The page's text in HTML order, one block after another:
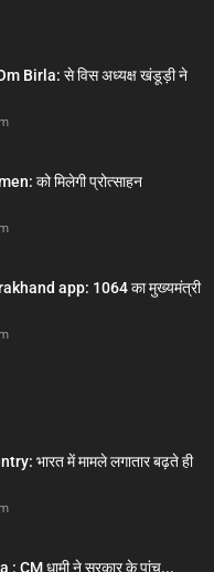
Birla: से विस अध्यक्ष खंडूड़ी ने
को मिलेगी प्रोत्साहन
app: 1064 का मुख्यमंत्री
भारत में मामले लगातार बढ़ते ही
CM धामी ने सरकार के पांच...